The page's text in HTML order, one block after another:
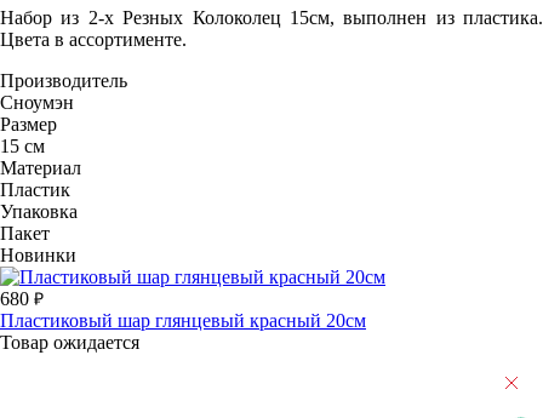
Набор из 2-х Резных Колоколец 15см, выполнен из пластика.
Цвета в ассортименте.
Производитель
Сноумэн
Размер
15 см
Материал
Пластик
Упаковка
Пакет
Новинки
680
Пластиковый шар глянцевый красный 20см
Товар ожидается